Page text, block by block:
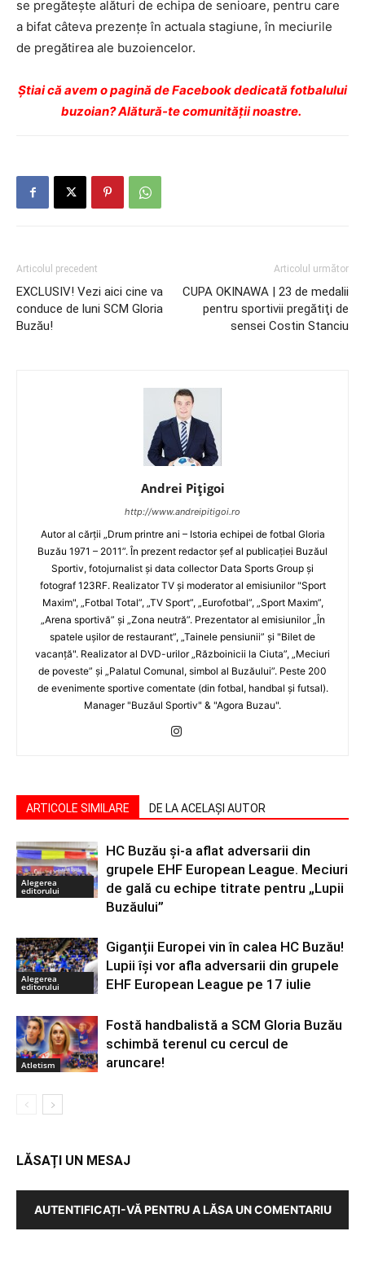
se pregăteşte alături de echipa de senioare, pentru care
a bifat câteva prezenţe în actuala stagiune, în meciurile
de pregătirea ale buzoiencelor.
Ştiai că avem o pagină de Facebook dedicată fotbalului
buzoian? Alătură-te comunității noastre.
Articolul precedent
EXCLUSIV! Vezi aici cine va
conduce de luni SCM Gloria
Buzău!
Articolul următor
CUPA OKINAWA | 23 de medalii
pentru sportivii pregătiţi de
sensei Costin Stanciu
Andrei Pițigoi
http://www.andreipitigoi.ro
Autor al cărţii „Drum printre ani – Istoria echipei de fotbal Gloria
Buzău 1971 – 2011”. În prezent redactor şef al publicaţiei Buzăul
Sportiv, fotojurnalist şi data collector Data Sports Group şi
fotograf 123RF. Realizator TV şi moderator al emisiunilor "Sport
Maxim", „Fotbal Total”, „TV Sport”, „Eurofotbal”, „Sport Maxim”,
„Arena sportivă” şi „Zona neutră”. Prezentator al emisiunilor „În
spatele uşilor de restaurant”, „Tainele pensiunii” şi "Bilet de
vacanţă". Realizator al DVD-urilor „Războinicii la Ciuta”, „Meciuri
de poveste” şi „Palatul Comunal, simbol al Buzăului”. Peste 200
de evenimente sportive comentate (din fotbal, handbal şi futsal).
Manager "Buzăul Sportiv" & "Agora Buzau".
ARTICOLE SIMILARE DE LA ACELAȘI AUTOR
Alegerea
editorului
HC Buzău și-a aflat adversarii din
grupele EHF European League. Meciuri
de gală cu echipe titrate pentru „Lupii
Buzăului”
Alegerea
editorului
Giganții Europei vin în calea HC Buzău!
Lupii își vor afla adversarii din grupele
EHF European League pe 17 iulie
Atletism
Fostă handbalistă a SCM Gloria Buzău
schimbă terenul cu cercul de
aruncare!
LĂSAȚI UN MESAJ
AUTENTIFICAȚI-VĂ PENTRU A LĂSA UN COMENTARIU